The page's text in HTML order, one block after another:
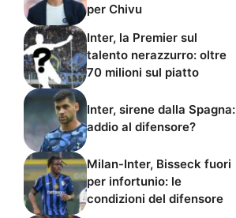
per Chivu
Inter, la Premier sul
talento nerazzurro: oltre
70 milioni sul piatto
Inter, sirene dalla Spagna:
addio al difensore?
Milan-Inter, Bisseck fuori
per infortunio: le
condizioni del difensore